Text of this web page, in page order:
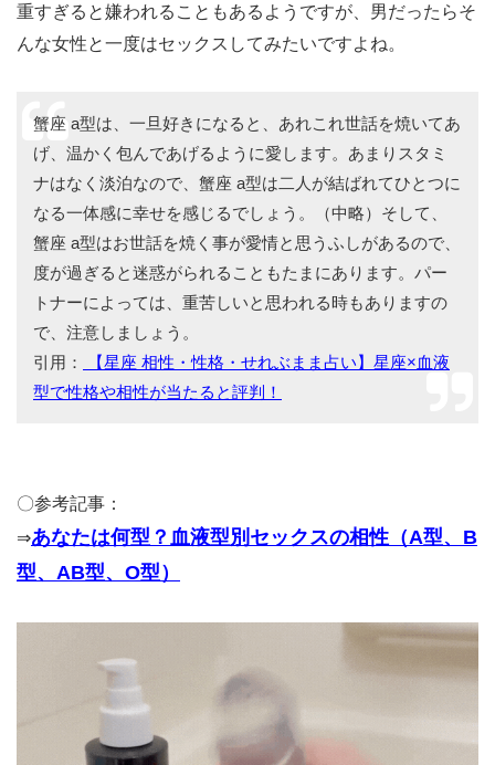
重すぎると嫌われることもあるようですが、男だったらそ
んな女性と一度はセックスしてみたいですよね。
蟹座 a型は、一旦好きになると、あれこれ世話を焼いてあ
げ、温かく包んであげるように愛します。あまりスタミ
ナはなく淡泊なので、蟹座 a型は二人が結ばれてひとつに
なる一体感に幸せを感じるでしょう。（中略）そして、
蟹座 a型はお世話を焼く事が愛情と思うふしがあるので、
度が過ぎると迷惑がられることもたまにあります。パー
トナーによっては、重苦しいと思われる時もありますの
で、注意しましょう。
引用：
【星座 相性・性格・せれぶまま占い】星座×血液
型で性格や相性が当たると評判！
〇参考記事：
⇒あなたは何型？血液型別セックスの相性（A型、B
型、AB型、O型）